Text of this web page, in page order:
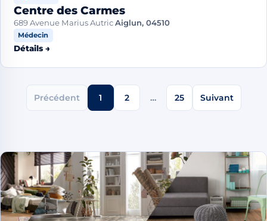
Centre des Carmes
689 Avenue Marius Autric Aiglun, 04510
Médecin
Détails →
Précédent 1 2 … 25 Suivant